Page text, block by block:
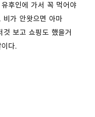
후인에 가서 꼭 먹어야
비가 안왓으면 아마
것 보고 쇼핑도 했을거
다.